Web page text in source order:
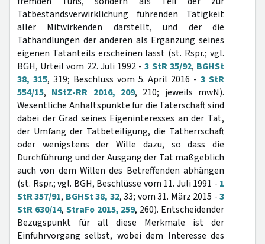
Tatbestandsverwirklichung führenden Tätigkeit
aller Mitwirkenden darstellt, und der die
Tathandlungen der anderen als Ergänzung seines
eigenen Tatanteils erscheinen lässt (st. Rspr.; vgl.
BGH, Urteil vom 22. Juli 1992 -3 StR 35/92, BGHSt
38, 315, 319; Beschluss vom 5. April 2016 -3 StR
554/15, NStZ-RR 2016, 209, 210; jeweils mwN).
Wesentliche Anhaltspunkte für die Täterschaft sind
dabei der Grad seines Eigeninteresses an der Tat,
der Umfang der Tatbeteiligung, die Tatherrschaft
oder wenigstens der Wille dazu, so dass die
Durchführung und der Ausgang der Tat maßgeblich
auch von dem Willen des Betreffenden abhängen
(st. Rspr.; vgl. BGH, Beschlüsse vom 11. Juli 1991 - 1
StR 357/91, BGHSt 38, 32, 33; vom 31. März 2015 -3
StR 630/14, StraFo 2015, 259, 260). Entscheidender
Bezugspunkt für all diese Merkmale ist der
Einfuhrvorgang selbst, wobei dem Interesse des